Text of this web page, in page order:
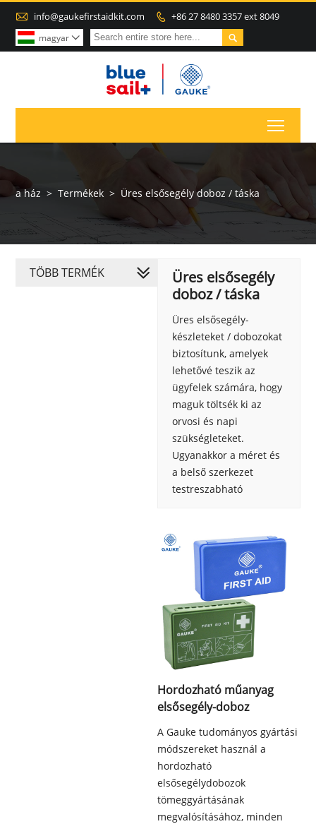
 info@gaukefirstaidkit.com  +86 27 8480 3357 ext 8049

magyar 
a ház > Termékek > Üres elsősegély doboz / táska
Üres elsősegély
doboz / táska
Üres elsősegély-
készleteket / dobozokat
biztosítunk, amelyek
lehetővé teszik az
ügyfelek számára, hogy
maguk töltsék ki az
orvosi és napi
szükségleteket.
Ugyanakkor a méret és
a belső szerkezet
testreszabható
Hordozható műanyag
elsősegély-doboz
A Gauke tudományos gyártási
módszereket használ a
hordozható
elsősegélydobozok
tömeggyártásának
megvalósításához, minden
TÖBB TERMÉK